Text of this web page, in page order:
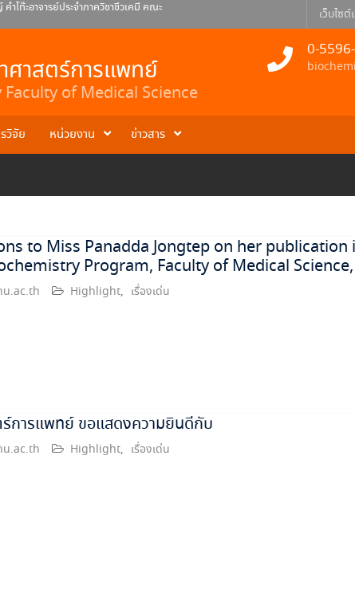
ท๊ะอาจารย์ประจำภาควิชาชีวเคมี คณะ
นดีกับดร.ธเนศ สอนดา อาจารย์ประจำ
นิจ อาจารย์ประจำภาควิชาชีวเคมี
เว็บไซต์
ศาสตร์การแพทย์
of Medical Science
0-
วิจัย หน่วยงาน ข่าวสาร
to Miss Panadda Jongtep on her publication
Program, Faculty of Medical
Highlight, เรื่องเด่น
การแพทย์ ขอแสดงความยินดีกับ
Highlight, เรื่องเด่น